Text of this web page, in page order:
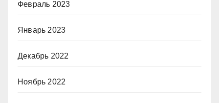
Февраль 2023
Январь 2023
Декабрь 2022
Ноябрь 2022